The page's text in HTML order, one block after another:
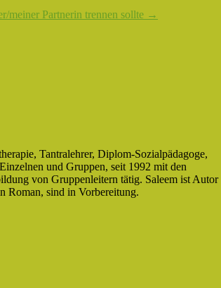
meiner Partnerin trennen sollte →
Tantralehrer, Diplom-Sozialpädagoge,
und Gruppen, seit 1992 mit den
von Gruppenleitern tätig. Saleem ist Autor
Roman, sind in Vorbereitung.